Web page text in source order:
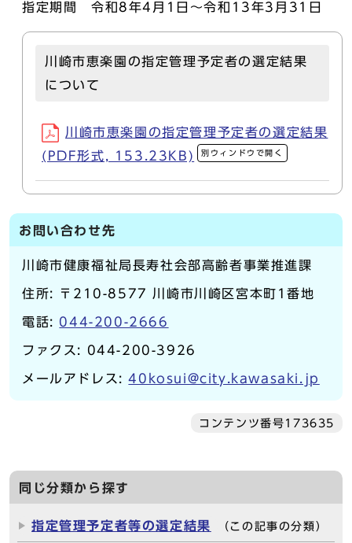
指定期間 令和8年4月1日～令和13年3月31日
川崎市恵楽園の指定管理予定者の選定結果
について
川崎市恵楽園の指定管理予定者の選定結果
(PDF形式, 153.23KB)
別ウィンドウで開く
お問い合わせ先
川崎市健康福祉局長寿社会部高齢者事業推進課
住所: 〒210-8577 川崎市川崎区宮本町1番地
電話: 044-200-2666
ファクス: 044-200-3926
メールアドレス:40kosui@city.kawasaki.jp
コンテンツ番号173635
同じ分類から探す
指定管理予定者等の選定結果 （この記事の分類）